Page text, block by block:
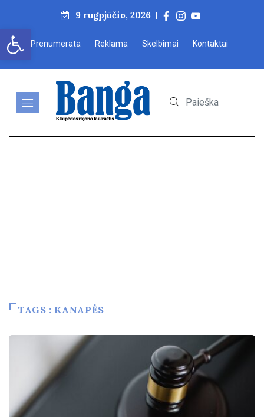
Open toolbar
9 rugpjūčio, 2026 |
Prenumerata Reklama Skelbimai Kontaktai
TAGS : KANAPĖS